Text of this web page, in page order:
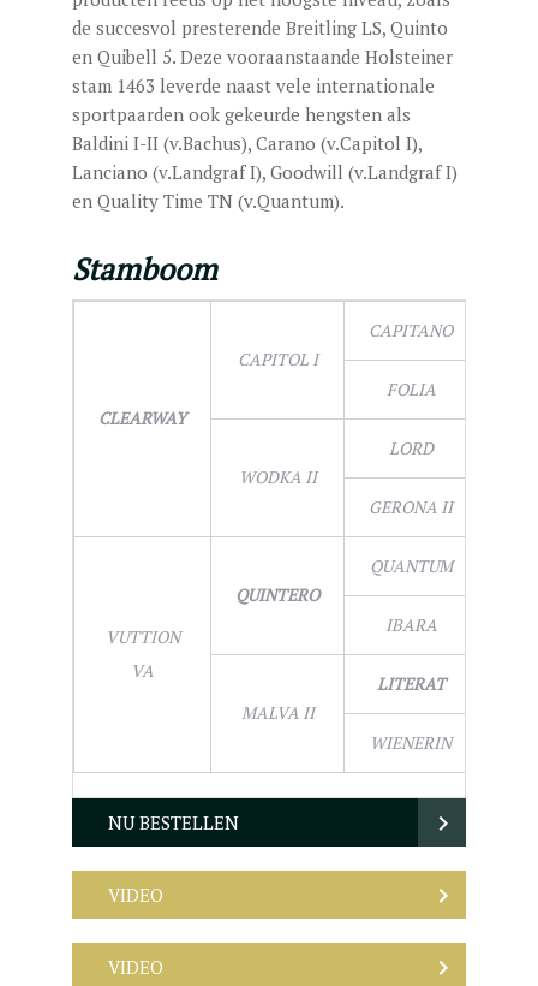
de succesvol presterende Breitling LS, Quinto
en Quibell 5. Deze vooraanstaande Holsteiner
stam 1463 leverde naast vele internationale
sportpaarden ook gekeurde hengsten als
Baldini I-II (v.Bachus), Carano (v.Capitol I),
Lanciano (v.Landgraf I), Goodwill (v.Landgraf I)
en Quality Time TN (v.Quantum).
Stamboom
CLEARWAY
CAPITOL I
CAPITANO
FOLIA
WODKA II
LORD
GERONA II
VUTTION
VA
QUINTERO
QUANTUM
IBARA
MALVA II
LITERAT
WIENERIN
NU BESTELLEN
VIDEO
VIDEO